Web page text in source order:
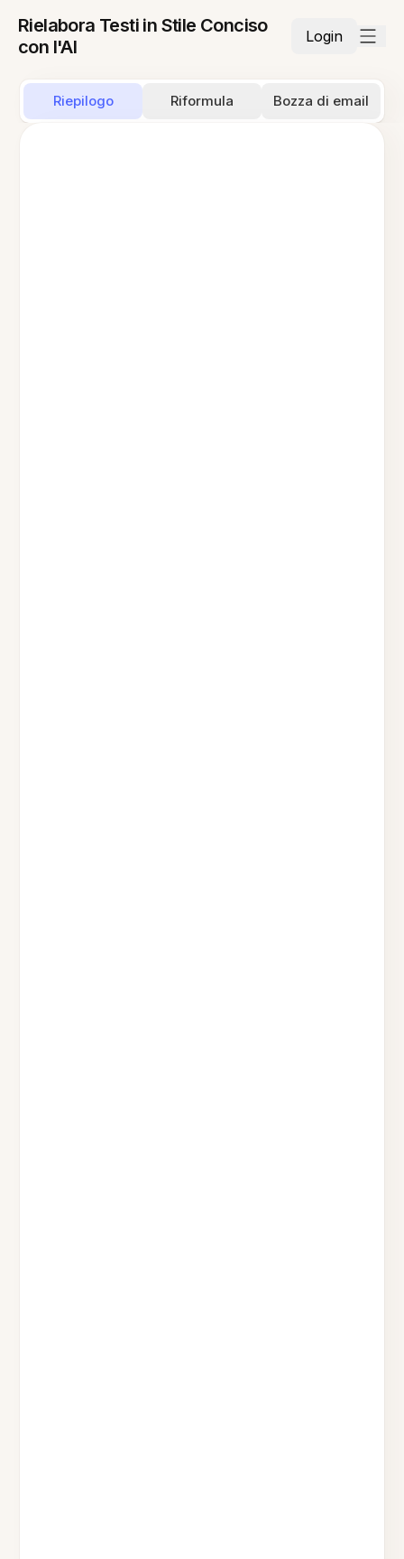
Rielabora Testi in Stile Conciso
con l'AI
Login
Riepilogo Riformula Bozza di email